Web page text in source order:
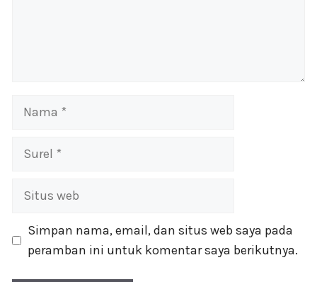
Nama
Surel
Situs
Simpan nama, email, dan situs web saya pada
peramban ini untuk komentar saya berikutnya.